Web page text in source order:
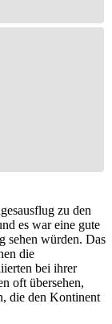
zu den
es war eine gute
sehen würden. Das
die
bei ihrer
oft übersehen,
die den Kontinent